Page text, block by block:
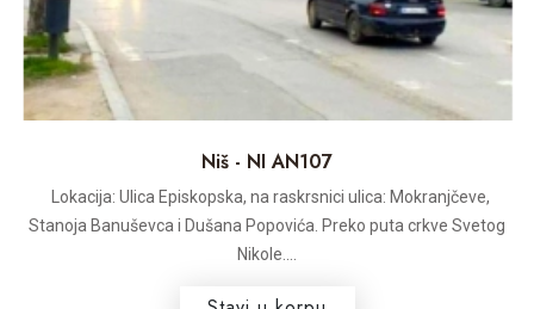
Niš - NI AN107
Lokacija: Ulica Episkopska, na raskrsnici ulica: Mokranjčeve,
Stanoja Banuševca i Dušana Popovića. Preko puta crkve Svetog
Nikole....